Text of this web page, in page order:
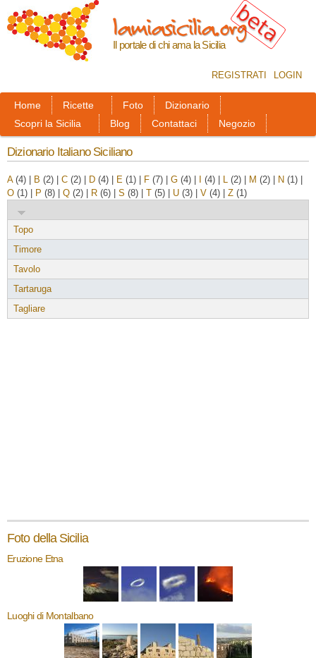
contenuto
principale
lamiasicilia.org
Il portale di chi ama la Sicilia
REGISTRATI LOGIN
Home Ricette Foto
Dizionario
Scopri la Sicilia
Blog Contattaci Negozio
Dizionario Italiano Siciliano
A(4) B (2) C (2) D (4) E (1) F (7) G (4) (4) L (2) M (2) N (1)
O (1) P (8) Q (2) R (6) S (8) T (5) U (3) V (4) Z (1)
Topo
Timore
Tavolo
Tartaruga
Tagliare
Foto della Sicilia
Eruzione Etna
Luoghi di Montalbano